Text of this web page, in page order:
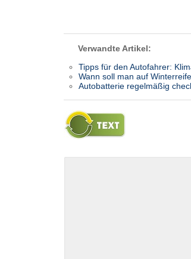
Verwandte Artikel:
Tipps für den Autofahrer:
Wann soll man auf
Autobatterie regelmäßig